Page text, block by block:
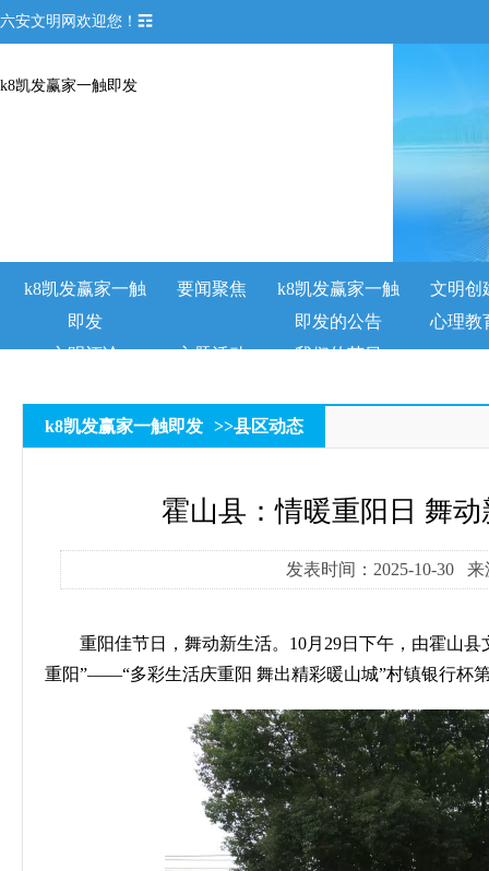
六安文明网欢迎您！☶
k8凯发赢家一触即发
k8凯发赢家一触
即发
要闻聚焦
k8凯发赢家一触
即发的公告
文明创
心理教
文明评论
主题活动 我们的节日
k8凯发赢家一触即发 >>县区动态
霍山县：情暖重阳日 舞
发表时间：2025-10-30
重阳佳节日，舞动新生活。 10月 29日下午，由霍山县
重阳”——“多彩生活庆重阳 舞出精彩暖山城”村镇银行杯